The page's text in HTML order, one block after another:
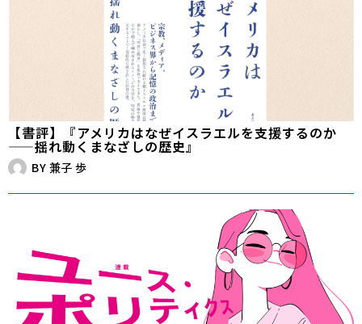
【書評】『アメリカはなぜイスラエルを支援するのか
——揺れ動くまなざしの歴史』
BY 兼子 歩